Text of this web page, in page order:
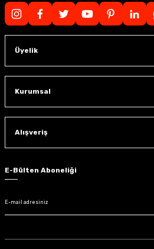
Üyelik
Kurumsal
Alışveriş
E-Bülten Aboneliği